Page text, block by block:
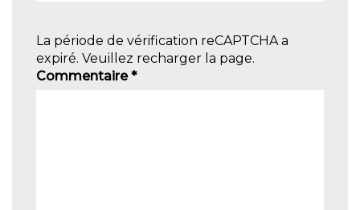
La période de vérification reCAPTCHA a
expiré. Veuillez recharger la page.
Commentaire*